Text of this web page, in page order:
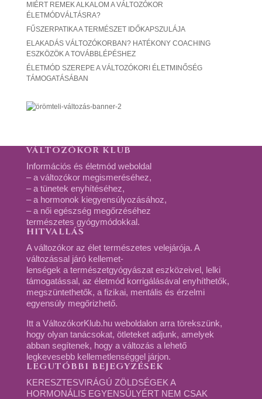
MIÉRT REMEK ALKALOM A VÁLTOZÓKOR
ÉLETMÓDVÁLTÁSRA?
FŰSZERPATIKA A TERMÉSZET IDŐKAPSZULÁJA
ELAKADÁS VÁLTOZÓKORBAN? HATÉKONY COACHING
ESZKÖZÖK A TOVÁBBLÉPÉSHEZ
ÉLETMÓD SZEREPE A VÁLTOZÓKORI ÉLETMINŐSÉG
TÁMOGATÁSÁBAN
VÁLTOZÓKOR KLUB
Információs és életmód weboldal
– a változókor megismeréséhez,
– a tünetek enyhítéséhez,
– a hormonok kiegyensúlyozásához,
– a női egészség megőrzéséhez
természetes gyógymódokkal.
HITVALLÁS
A változókor az élet természetes velejárója. A
változással járó kellemet-
lenségek a természetgyógyászat eszközeivel, lelki
támogatással, az életmód korrigálásával enyhíthetők,
megszüntethetők, a fizikai, mentális és érzelmi
egyensúly megőrizhető.
Itt a VáltozókorKlub.hu weboldalon arra törekszünk,
hogy olyan tanácsokat, ötleteket adjunk, amelyek
abban segítenek, hogy a változás a lehető
legkevesebb kellemetlenséggel járjon.
LEGUTÓBBI BEJEGYZÉSEK
KERESZTESVIRÁGÚ ZÖLDSÉGEK A
HORMONÁLIS EGYENSÚLYÉRT NEM CSAK